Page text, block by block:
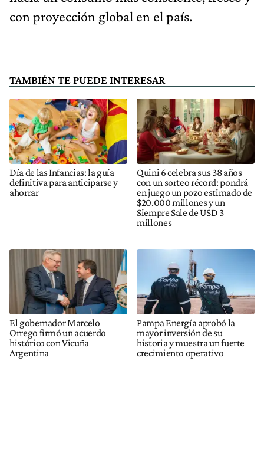
con proyección global en el país.
TAMBIÉN TE PUEDE INTERESAR
Día de las Infancias: la guía
definitiva para anticiparse y
ahorrar
Quini 6 celebra sus 38 años
con un sorteo récord: pondrá
en juego un pozo estimado de
$20.000 millones y un
Siempre Sale de USD 3
millones
El gobernador Marcelo
Orrego firmó un acuerdo
histórico con Vicuña
Argentina
Pampa Energía aprobó la
mayor inversión de su
historia y muestra un fuerte
crecimiento operativo